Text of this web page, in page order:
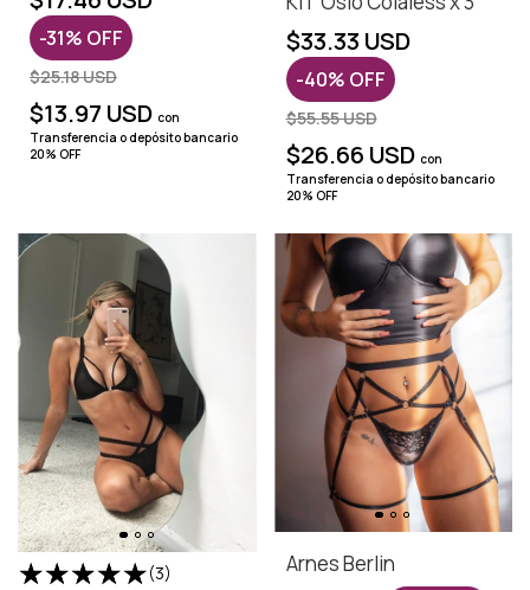
-31% OFF
$25.18 USD
$13.97 USD con
Transferencia o depósito bancario
20% OFF
$33.33 USD
-40% OFF
$55.55 USD
$26.66 USD con
Transferencia o depósito bancario
20% OFF
(3) Arnes Berlin